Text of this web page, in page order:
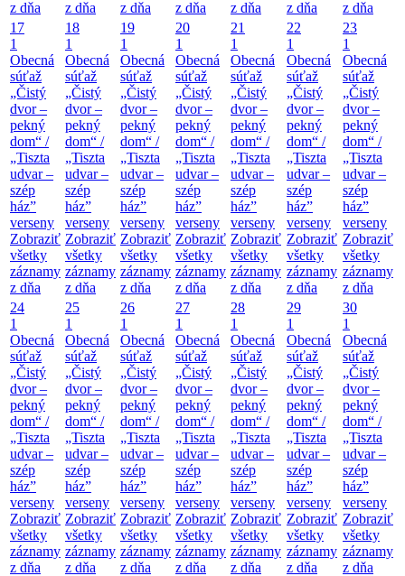
z dňa
z dňa
z dňa
z dňa
z dňa
z dňa
z dňa
17
1
Obecná
súťaž
„Čistý
dvor –
pekný
dom“ /
„Tiszta
udvar –
szép
ház”
verseny
Zobraziť
všetky
záznamy
z dňa
18
1
Obecná
súťaž
„Čistý
dvor –
pekný
dom“ /
„Tiszta
udvar –
szép
ház”
verseny
Zobraziť
všetky
záznamy
z dňa
19
1
Obecná
súťaž
„Čistý
dvor –
pekný
dom“ /
„Tiszta
udvar –
szép
ház”
verseny
Zobraziť
všetky
záznamy
z dňa
20
1
Obecná
súťaž
„Čistý
dvor –
pekný
dom“ /
„Tiszta
udvar –
szép
ház”
verseny
Zobraziť
všetky
záznamy
z dňa
21
1
Obecná
súťaž
„Čistý
dvor –
pekný
dom“ /
„Tiszta
udvar –
szép
ház”
verseny
Zobraziť
všetky
záznamy
z dňa
22
1
Obecná
súťaž
„Čistý
dvor –
pekný
dom“ /
„Tiszta
udvar –
szép
ház”
verseny
Zobraziť
všetky
záznamy
z dňa
23
1
Obecná
súťaž
„Čistý
dvor –
pekný
dom“ /
„Tiszta
udvar –
szép
ház”
verseny
Zobraziť
všetky
záznamy
z dňa
24
1
Obecná
súťaž
„Čistý
dvor –
pekný
dom“ /
„Tiszta
udvar –
szép
ház”
verseny
Zobraziť
všetky
záznamy
z dňa
25
1
Obecná
súťaž
„Čistý
dvor –
pekný
dom“ /
„Tiszta
udvar –
szép
ház”
verseny
Zobraziť
všetky
záznamy
z dňa
26
1
Obecná
súťaž
„Čistý
dvor –
pekný
dom“ /
„Tiszta
udvar –
szép
ház”
verseny
Zobraziť
všetky
záznamy
z dňa
27
1
Obecná
súťaž
„Čistý
dvor –
pekný
dom“ /
„Tiszta
udvar –
szép
ház”
verseny
Zobraziť
všetky
záznamy
z dňa
28
1
Obecná
súťaž
„Čistý
dvor –
pekný
dom“ /
„Tiszta
udvar –
szép
ház”
verseny
Zobraziť
všetky
záznamy
z dňa
29
1
Obecná
súťaž
„Čistý
dvor –
pekný
dom“ /
„Tiszta
udvar –
szép
ház”
verseny
Zobraziť
všetky
záznamy
z dňa
30
1
Obecná
súťaž
„Čistý
dvor –
pekný
dom“ /
„Tiszta
udvar –
szép
ház”
verseny
Zobraziť
všetky
záznamy
z dňa